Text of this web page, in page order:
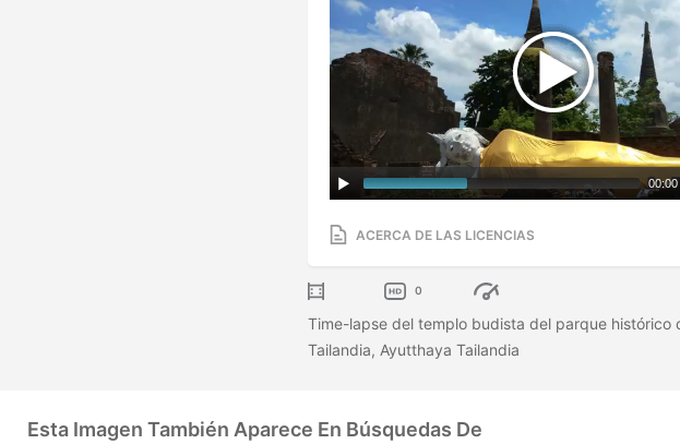
00:00
ACERCA DE LAS LICENCIAS
0
Time-lapse del templo budista del parque histórico
Tailandia, Ayutthaya Tailandia
Esta Imagen También Aparece En Búsquedas De